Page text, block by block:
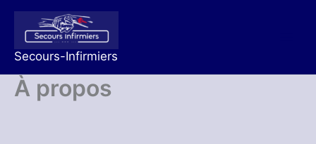
Aller
contenu
Secours-Infirmiers
À propos